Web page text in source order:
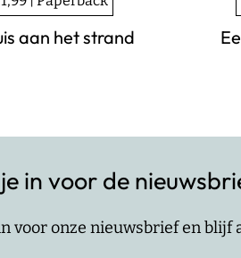
aan het strand
in voor de
voor onze nieuwsbrief en blijf